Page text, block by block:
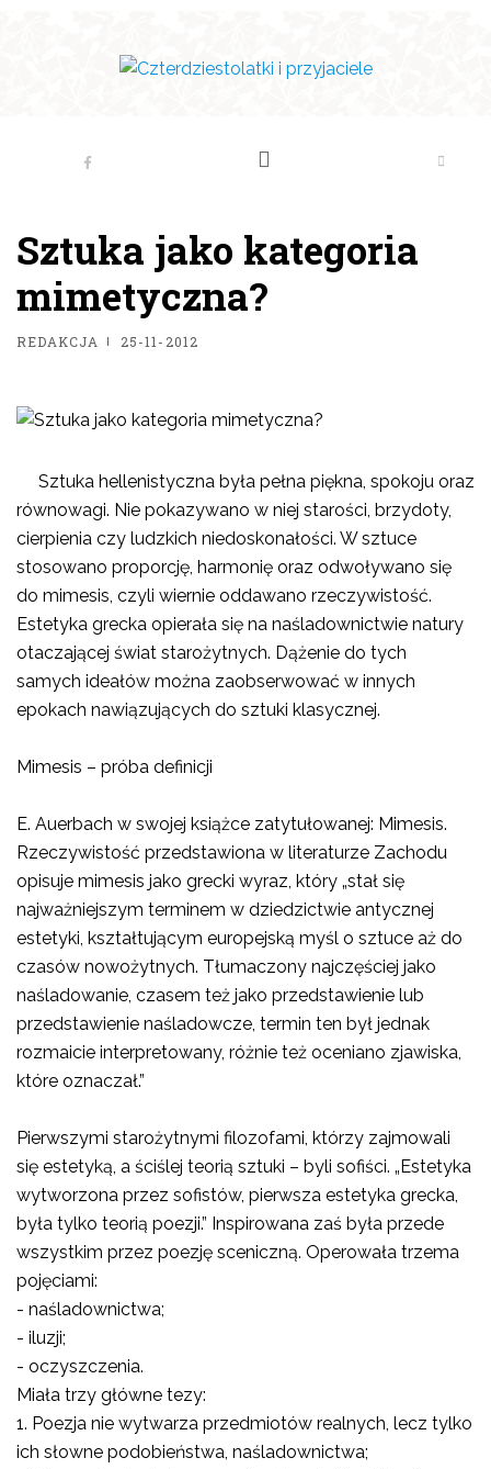
Sztuka jako kategoria
mimetyczna?
REDAKCJA 25-11-2012
Sztuka hellenistyczna była pełna piękna, spokoju oraz
równowagi. Nie pokazywano w niej starości, brzydoty,
cierpienia czy ludzkich niedoskonałości. W sztuce
stosowano proporcję, harmonię oraz odwoływano się
do mimesis, czyli wiernie oddawano rzeczywistość.
Estetyka grecka opierała się na naśladownictwie natury
otaczającej świat starożytnych. Dążenie do tych
samych ideałów można zaobserwować w innych
epokach nawiązujących do sztuki klasycznej.
Mimesis – próba definicji
E. Auerbach w swojej książce zatytułowanej: Mimesis.
Rzeczywistość przedstawiona w literaturze Zachodu
opisuje mimesis jako grecki wyraz, który „stał się
najważniejszym terminem w dziedzictwie antycznej
estetyki, kształtującym europejską myśl o sztuce aż do
czasów nowożytnych. Tłumaczony najczęściej jako
naśladowanie, czasem też jako przedstawienie lub
przedstawienie naśladowcze, termin ten był jednak
rozmaicie interpretowany, różnie też oceniano zjawiska,
które oznaczał.”
Pierwszymi starożytnymi filozofami, którzy zajmowali
się estetyką, a ściślej teorią sztuki – byli sofiści. „Estetyka
wytworzona przez sofistów, pierwsza estetyka grecka,
była tylko teorią poezji.” Inspirowana zaś była przede
wszystkim przez poezję sceniczną. Operowała trzema
pojęciami:
- naśladownictwa;
- iluzji;
- oczyszczenia.
Miała trzy główne tezy:
1. Poezja nie wytwarza przedmiotów realnych, lecz tylko
ich słowne podobieństwa, naśladownictwa;